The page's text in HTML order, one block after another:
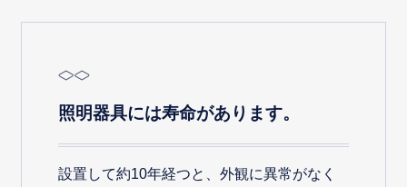
照明器具には寿命があります。
設置して約10年経つと、外観に異常がなく